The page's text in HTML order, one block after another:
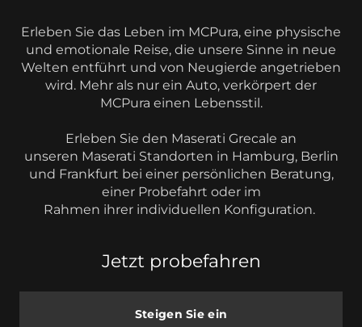
Erleben Sie das Leben im MCPura, eine physische
und emotionale Reise, die unsere Sinne in neue
Welten entführt und von Neugierde angetrieben
wird. Mehr als nur ein Auto, verkörpert der
MCPura einen Lebensstil.
Erleben Sie den Maserati Grecale an
unseren Maserati Standorten in Hamburg, Berlin
und Frankfurt bei einer persönlichen Beratung,
einer Probefahrt oder im
Rahmen ihrer individuellen Konfiguration.
Jetzt probefahren
Steigen Sie ein